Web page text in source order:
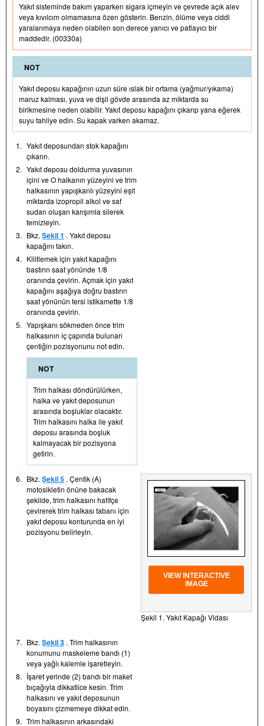
Yakıt sisteminde bakım yaparken sigara içmeyin ve çevrede açık alev
veya kıvılcım olmamasına özen gösterin. Benzin, ölüme veya ciddi
yaralanmaya neden olabilen son derece yanıcı ve patlayıcı bir
maddedir. (00330a)
NOT
Yakıt deposu kapağının uzun süre ıslak bir ortama (yağmur/yıkama)
maruz kalması, yuva ve dişli gövde arasında az miktarda su
birikmesine neden olabilir. Yakıt deposu kapağını çıkarıp yana eğerek
suyu tahliye edin. Su kapak varken akamaz.
1. Yakıt deposundan stok kapağını
çıkarın.
2. Yakıt deposu doldurma yuvasının
içini ve O halkanın yüzeyini ve trim
halkasının yapışkanlı yüzeyini eşit
miktarda izopropil alkol ve saf
sudan oluşan karışımla silerek
temizleyin.
3. Bkz. Şekil 1 . Yakıt deposu
kapağını takın.
4. Kilitlemek için yakıt kapağını
bastırın saat yönünde 1/8
oranında çevirin. Açmak için yakıt
kapağını aşağıya doğru bastırın
saat yönünün tersi istikamette 1/8
oranında çevirin.
5. Yapışkanı sökmeden önce trim
halkasının iç çapında bulunan
çentiğin pozisyonunu not edin.
NOT
Trim halkası döndürülürken,
halka ve yakıt deposunun
arasında boşluklar olacaktır.
Trim halkasını halka ile yakıt
deposu arasında boşluk
kalmayacak bir pozisyona
getirin.
6. Bkz. Şekil 5 . Çentik (A)
motosikletin önüne bakacak
şekilde, trim halkasını hafifçe
çevirerek trim halkası tabanı için
yakıt deposu konturunda en iyi
pozisyonu belirleyin.
VIEW INTERACTIVE
IMAGE
Şekil 1. Yakıt Kapağı Vidası
7. Bkz. Şekil 3 . Trim halkasının
konumunu maskeleme bandı (1)
veya yağlı kalemle işaretleyin.
8. İşaret yerinde (2) bandı bir maket
bıçağıyla dikkatlice kesin. Trim
halkasını ve yakıt deposunun
boyasını çizmemeye dikkat edin.
9. Trim halkasının arkasındaki